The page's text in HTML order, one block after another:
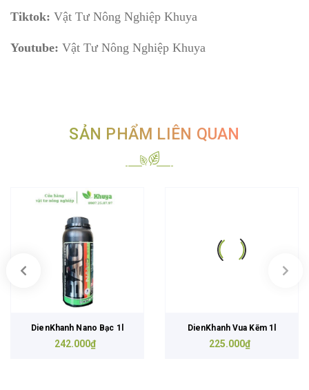
Tiktok: Vật Tư Nông Nghiệp Khuya
Youtube: Vật Tư Nông Nghiệp Khuya
SẢN PHẨM LIÊN QUAN
DienKhanh Nano Bạc 1l
242.000₫
DienKhanh Vua Kẽm 1l
225.000₫